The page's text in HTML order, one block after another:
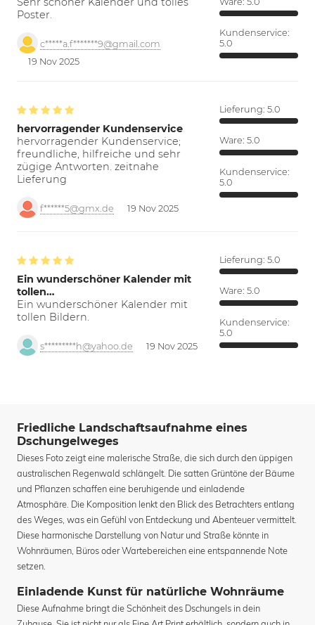
Poster.
c*****a.f*******9@gmail.com
19 Nov 2025
Kundenservice:
5.0
hervorragender Kundenservice
hervorragender Kundenservice;
freundliche, hilfreiche und sehr
zügige Antworten. zeitnahe
Lieferung
f******5@gmx.de 19 Nov 2025
Lieferung: 5.0
Ware: 5.0
Kundenservice:
5.0
Ein wunderschöner Kalender mit
tollen…
Ein wunderschöner Kalender mit
tollen Bildern.
s*********h@yahoo.de 19 Nov 2025
Lieferung: 5.0
Ware: 5.0
Kundenservice:
5.0
Friedliche Landschaftsaufnahme eines
Dschungelweges
Dieses Foto zeigt eine malerische Straße, die sich durch den üppigen
australischen Regenwald schlängelt. Die satten Grüntöne der Bäume
und Pflanzen schaffen eine beruhigende und einladende
Atmosphäre. Die Komposition lenkt den Blick des Betrachters entlang
des Weges, was ein Gefühl von Entdeckung und Abenteuer vermittelt.
Diese harmonische Darstellung von Natur und Straße könnte in
Wohnräumen, Büros oder Wartebereichen eine entspannende Note
setzen.
Einladende Kunst für natürliche Wohnräume
Diese Aufnahme bringt die Schönheit des Dschungels in dein